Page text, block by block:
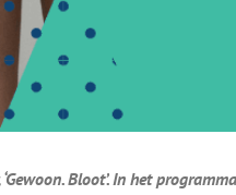
Bloot’. In het